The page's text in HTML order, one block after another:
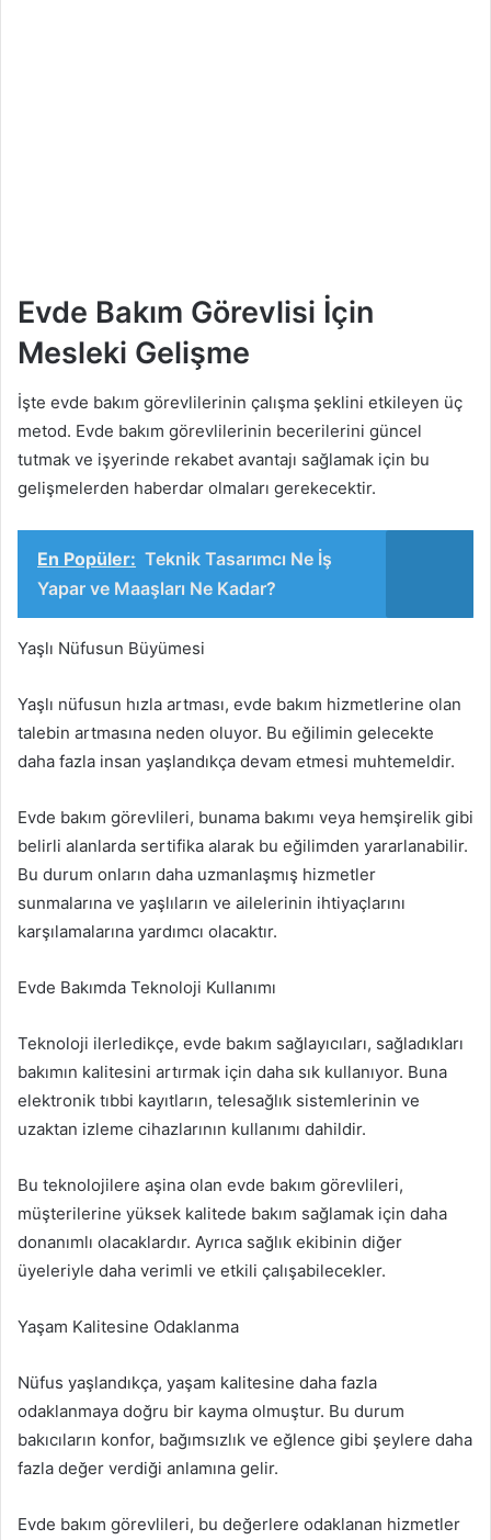
Evde Bakım Görevlisi İçin
Mesleki Gelişme
İşte evde bakım görevlilerinin çalışma şeklini etkileyen üç
metod. Evde bakım görevlilerinin becerilerini güncel
tutmak ve işyerinde rekabet avantajı sağlamak için bu
gelişmelerden haberdar olmaları gerekecektir.
En Popüler: Teknik Tasarımcı Ne İş
Yapar ve Maaşları Ne Kadar?
Yaşlı Nüfusun Büyümesi
Yaşlı nüfusun hızla artması, evde bakım hizmetlerine olan
talebin artmasına neden oluyor. Bu eğilimin gelecekte
daha fazla insan yaşlandıkça devam etmesi muhtemeldir.
Evde bakım görevlileri, bunama bakımı veya hemşirelik gibi
belirli alanlarda sertifika alarak bu eğilimden yararlanabilir.
Bu durum onların daha uzmanlaşmış hizmetler
sunmalarına ve yaşlıların ve ailelerinin ihtiyaçlarını
karşılamalarına yardımcı olacaktır.
Evde Bakımda Teknoloji Kullanımı
Teknoloji ilerledikçe, evde bakım sağlayıcıları, sağladıkları
bakımın kalitesini artırmak için daha sık kullanıyor. Buna
elektronik tıbbi kayıtların, telesağlık sistemlerinin ve
uzaktan izleme cihazlarının kullanımı dahildir.
Bu teknolojilere aşina olan evde bakım görevlileri,
müşterilerine yüksek kalitede bakım sağlamak için daha
donanımlı olacaklardır. Ayrıca sağlık ekibinin diğer
üyeleriyle daha verimli ve etkili çalışabilecekler.
Yaşam Kalitesine Odaklanma
Nüfus yaşlandıkça, yaşam kalitesine daha fazla
odaklanmaya doğru bir kayma olmuştur. Bu durum
bakıcıların konfor, bağımsızlık ve eğlence gibi şeylere daha
fazla değer verdiği anlamına gelir.
Evde bakım görevlileri, bu değerlere odaklanan hizmetler